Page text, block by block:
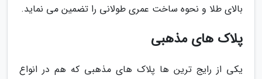
بالای طلا و نحوه ساخت عمری طولانی را تضمین می نماید.
پلاک های مذهبی
یکی از رایج ترین ها پلاک های مذهبی که هم در انواع